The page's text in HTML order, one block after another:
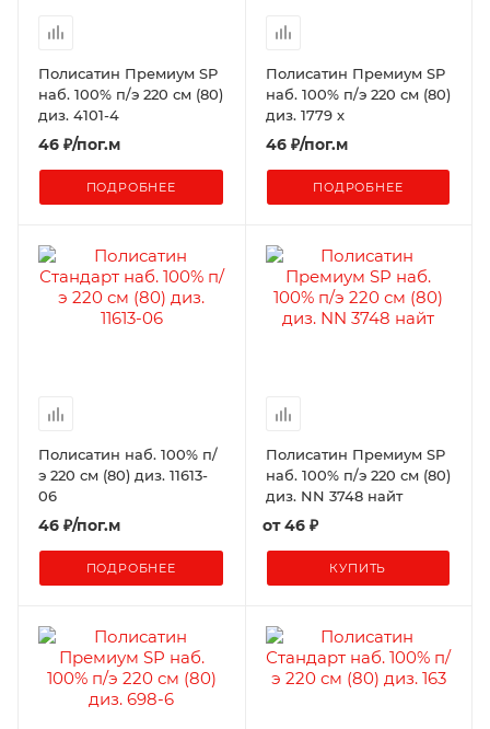
Полисатин Премиум SP
наб. 100% п/э 220 см (80)
диз. 4101-4
46 ₽/пог.м
ПОДРОБНЕЕ
Полисатин Премиум SP
наб. 100% п/э 220 см (80)
диз. 1779 х
46₽/пог.м
ПОДРОБНЕЕ
Полисатин наб. 100% п/
э 220 см (80) диз. 11613-
06
46 ₽/пог.м
ПОДРОБНЕЕ
Полисатин Премиум SP
наб. 100% п/э 220 см (80)
диз. NN 3748 найт
от46 ₽
КУПИТЬ